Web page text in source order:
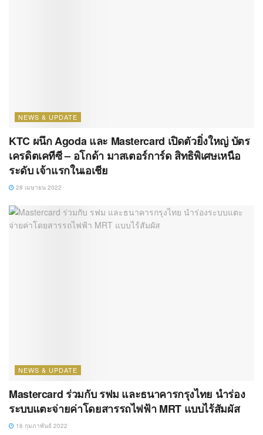
NEWS & UPDATE
KTC ผนึก Agoda และ Mastercard เปิดตัวยิ่งใหญ่ บัตร
เครดิตเคทีซี – อโกด้า มาสเตอร์การ์ด สิทธิพิเศษเหนือ
ระดับ เจ้าแรกในเอเชีย
28 เมษายน 2022
NEWS & UPDATE
Mastercard ร่วมกับ รฟม และธนาคารกรุงไทย นำร่อง
ระบบแตะจ่ายค่าโดยสารรถไฟฟ้า MRT แบบไร้สัมผัส
16 กุมภาพันธ์ 2022